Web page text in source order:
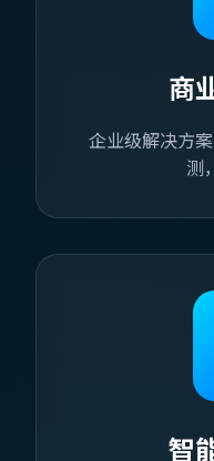
商
企业级解决方
测
智